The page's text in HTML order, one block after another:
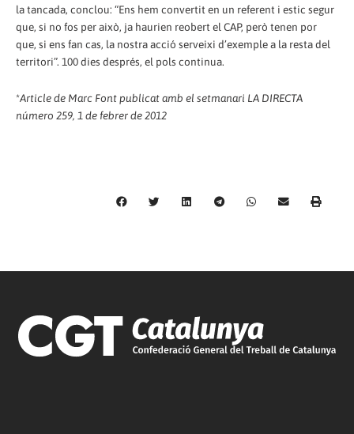
la tancada, conclou: “Ens hem convertit en un referent i estic segur
que, si no fos per això, ja haurien reobert el CAP, però tenen por
que, si ens fan cas, la nostra acció serveixi d’exemple a la resta del
territori”. 100 dies després, el pols continua.
*Article de Marc Font publicat amb el setmanari LA DIRECTA
número 259, 1 de febrer de 2012